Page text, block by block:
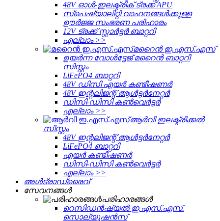
48V ഓൾ-ഇലക്ട്രിക് ട്രക്ക് APU
സ്പെഷ്യാലിറ്റി വാഹനങ്ങൾക്കുള്ള
ഊർജ്ജ സംഭരണ ​​പരിഹാരം
12V ട്രക്ക് സ്റ്റാർട്ടർ ബാറ്ററി
എല്ലാം >>
മറൈൻ ഇ.എസ്.എസ്
ഉയർന്ന വോൾട്ടേജ് മറൈൻ ബാറ്ററി
സിസ്റ്റം
LiFePO4 ബാറ്ററി
48V ഡിസി എയർ കണ്ടീഷണർ
48V ഇന്റലിജന്റ് ആൾട്ടർനേറ്റർ
ഡിസി-ഡിസി കൺവെർട്ടർ
എല്ലാം >>
ആർവി ഇലക്ട്രിക്കൽ
സിസ്റ്റം
48V ഇന്റലിജന്റ് ആൾട്ടർനേറ്റർ
LiFePO4 ബാറ്ററി
എയർ കണ്ടീഷണർ
ഡിസി-ഡിസി കൺവെർട്ടർ
എല്ലാം >>
അൾട്രാഡ്രൈവ്
സേവനങ്ങള്‍
പരിഹാരങ്ങൾ
റെസിഡൻഷ്യൽ ഇ.എസ്.എസ്.
സൊല്യൂഷൻസ്